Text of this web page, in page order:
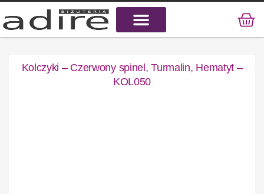
Kolczyki – Czerwony spinel, Turmalin, Hematyt –
KOL050